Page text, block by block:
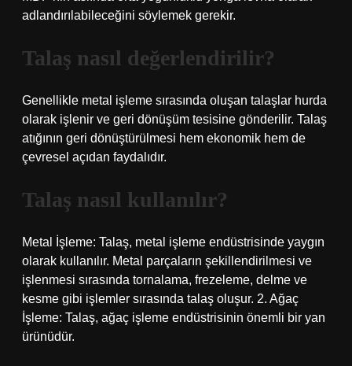
adlandırılabileceğini söylemek gerekir.
Talaş nasıl değerlendirilir?
Genellikle metal işleme sırasında oluşan talaşlar hurda
olarak işlenir ve geri dönüşüm tesisine gönderilir. Talaş
atığının geri dönüştürülmesi hem ekonomik hem de
çevresel açıdan faydalıdır.
Talaş nasıl kullanılır?
Metal İşleme: Talaş, metal işleme endüstrisinde yaygın
olarak kullanılır. Metal parçaların şekillendirilmesi ve
işlenmesi sırasında tornalama, frezeleme, delme ve
kesme gibi işlemler sırasında talaş oluşur. 2. Ağaç
İşleme: Talaş, ağaç işleme endüstrisinin önemli bir yan
ürünüdür.